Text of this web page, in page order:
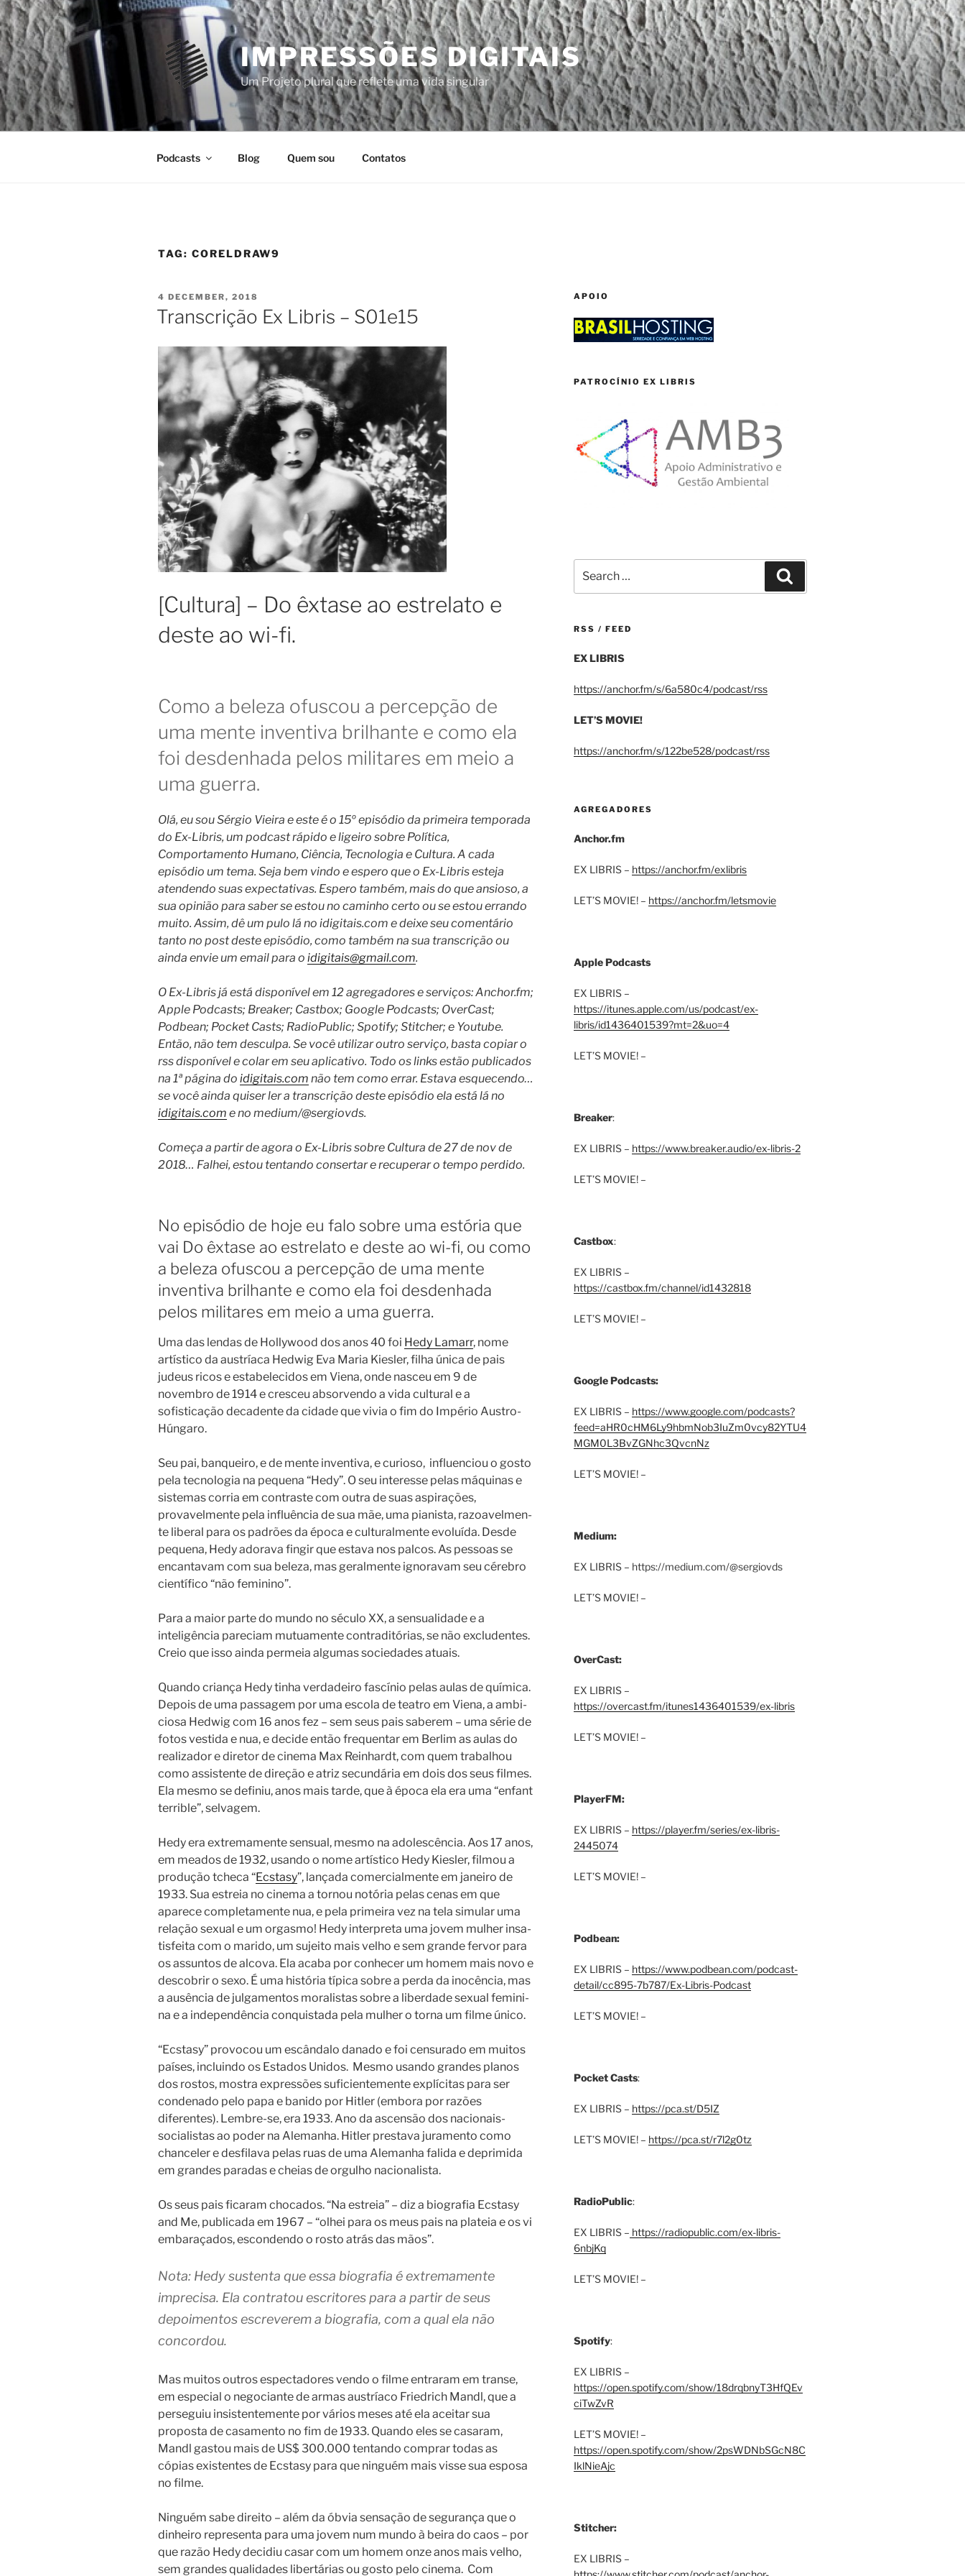
Skip
to
content
IMPRESSÕES DIGITAIS
Um Projeto plural que reflete uma vida singular
Podcasts Blog Quem sou Contatos
TAG: CORELDRAW9
POSTED
ON
4 DECEMBER, 2018
Transcrição Ex Libris – S01e15
[Cultura] – Do êxtase ao estrelato e
deste ao wi-fi.
Como a beleza ofuscou a percepção de
uma mente inventiva brilhante e como ela
foi desdenhada pelos militares em meio a
uma guerra.
Olá, eu sou Sérgio Vieira e este é o 15º episódio da primeira temporada
do Ex-Libris, um podcast rápido e ligeiro sobre Política,
Comportamento Humano, Ciência, Tecnologia e Cultura. A cada
episódio um tema. Seja bem vindo e espero que o Ex-Libris esteja
atendendo suas expectativas. Espero também, mais do que ansioso, a
sua opinião para saber se estou no caminho certo ou se estou errando
muito. Assim, dê um pulo lá no idigitais.com e deixe seu comentário
tanto no post deste episódio, como também na sua transcrição ou
ainda envie um email para o idigitais@gmail.com.
O Ex-Libris já está disponível em 12 agregadores e serviços: Anchor.fm;
Apple Podcasts; Breaker; Castbox; Google Podcasts; OverCast;
Podbean; Pocket Casts; RadioPublic; Spotify; Stitcher; e Youtube.
Então, não tem desculpa. Se você utilizar outro serviço, basta copiar o
rss disponível e colar em seu aplicativo. Todo os links estão publicados
na 1ª página do idigitais.com não tem como errar. Estava esquecendo…
se você ainda quiser ler a transcrição deste episódio ela está lá no
idigitais.com e no medium/@sergiovds.
Começa a partir de agora o Ex-Libris sobre Cultura de 27 de nov de
2018… Falhei, estou tentando consertar e recuperar o tempo perdido.
No episódio de hoje eu falo sobre uma estória que
vai Do êxtase ao estrelato e deste ao wi-fi, ou como
a beleza ofuscou a percepção de uma mente
inventiva brilhante e como ela foi desdenhada
pelos militares em meio a uma guerra.
Uma das lendas de Hollywood dos anos 40 foi Hedy Lamarr, nome
artístico da austríaca Hedwig Eva Maria Kiesler, filha única de pais
judeus ricos e estabelecidos em Viena, onde nasceu em 9 de
novembro de 1914 e cresceu absorvendo a vida cultural e a
sofisticação decadente da cidade que vivia o fim do Império Austro-
Húngaro.
Seu pai, banqueiro, e de mente inventiva, e curioso, influenciou o gosto
pela tecnologia na pequena “Hedy”. O seu interesse pelas máquinas e
sistemas corria em contraste com outra de suas aspirações,
provavelmente pela influência de sua mãe, uma pia­nis­ta, razo­a­vel­men­
te libe­ral para os padrões da épo­ca e cul­tu­ral­men­te evo­luí­da. Desde
pequena, Hedy adorava fingir que estava nos palcos. As pessoas se
encantavam com sua beleza, mas geralmente ignoravam seu cérebro
científico “não feminino”.
Para a maior parte do mundo no século XX, a sensualidade e a
inteligência pareciam mutuamente contraditórias, se não excludentes.
Creio que isso ainda permeia algumas sociedades atuais.
Quando criança Hedy tinha verdadeiro fascínio pelas aulas de química.
Depois de uma pas­sa­gem por uma esco­la de tea­tro em Viena, a ambi­
ci­o­sa Hedwig com 16 anos fez – sem seus pais saberem – uma série de
fotos vestida e nua, e decide então fre­quen­tar em Berlim as aulas do
rea­li­za­dor e diretor de cinema Max Reinhardt, com quem tra­ba­lhou
como assis­ten­te de dire­ção e atriz secun­dá­ria em dois dos seus fil­mes.
Ela mesmo se definiu, anos mais tarde, que à época ela era uma “enfant
terrible”, selvagem.
Hedy era extremamente sensual, mesmo na adolescência. Aos 17 anos,
em meados de 1932, usando o nome artístico Hedy Kiesler, filmou a
produção tcheca “Ecstasy”, lançada comercialmente em janeiro de
1933. Sua estreia no cinema a tornou notória pelas cenas em que
aparece completamente nua, e pela primeira vez na tela simular uma
relação sexual e um orgasmo! Hedy interpreta uma jovem mulher insa­
tis­fei­ta com o mari­do, um sujei­to mais velho e sem gran­de fervor para
os assun­tos de alcova. Ela aca­ba por conhe­cer um homem mais novo e
des­co­brir o sexo. É uma his­tó­ria típi­ca sobre a per­da da ino­cên­cia, mas
a ausên­cia de jul­ga­men­tos mora­lis­tas sobre a liber­da­de sexu­al femi­ni­
na e a inde­pen­dên­cia con­quis­ta­da pela mulher o torna um fil­me úni­co.
“Ecstasy” pro­vo­cou um escân­da­lo danado e foi cen­su­ra­do em mui­tos
paí­ses, incluin­do os Estados Unidos. Mesmo usando gran­des pla­nos
dos ros­tos, mos­tra expres­sões sufi­ci­en­te­men­te explí­ci­tas para ser
condenado pelo papa e banido por Hitler (embora por razões
diferentes). Lembre-se, era 1933. Ano da ascen­são dos nacionais-
socialistas ao poder na Alemanha. Hitler pres­tava jura­men­to como
chan­ce­ler e des­fi­lava pelas ruas de uma Alemanha fali­da e depri­mi­da
em grandes para­das e chei­as de orgu­lho naci­o­na­lis­ta.
Os seus pais ficaram chocados. “Na estreia” – diz a biografia Ecstasy
and Me, publi­ca­da em 1967 – “olhei para os meus pais na pla­teia e os vi
emba­ra­ça­dos, escon­den­do o ros­to atrás das mãos”.
Nota: Hedy sustenta que essa biografia é extremamente
imprecisa. Ela contratou escritores para a partir de seus
depoimentos escreverem a biografia, com a qual ela não
concordou.
Mas muitos outros espectadores vendo o filme entraram em transe,
em especial o negociante de armas austríaco Friedrich Mandl, que a
perseguiu insistentemente por vários meses até ela aceitar sua
proposta de casamento no fim de 1933. Quando eles se casaram,
Mandl gastou mais de US$ 300.000 tentando comprar todas as
cópias existentes de Ecstasy para que ninguém mais visse sua esposa
no filme.
Ninguém sabe direito – além da óbvia sen­sa­ção de segu­ran­ça que o
dinhei­ro repre­sen­ta para uma jovem num mun­do à bei­ra do caos – por
que razão Hedy deci­diu casar com um homem onze anos mais velho,
sem gran­des qua­li­da­des liber­tá­ri­as ou gos­to pelo cine­ma. Com
APOIO
PATROCÍNIO EX LIBRIS
for:
RSS / FEED
EX LIBRIS
https://anchor.fm/s/6a580c4/podcast/rss
LET’S MOVIE!
https://anchor.fm/s/122be528/podcast/rss
AGREGADORES
Anchor.fm
EX LIBRIS – https://anchor.fm/exlibris
LET’S MOVIE! – https://anchor.fm/letsmovie
Apple Podcasts
EX LIBRIS –
https://itunes.apple.com/us/podcast/ex-
libris/id1436401539?mt=2&uo=4
LET’S MOVIE! –
Breaker:
EX LIBRIS – https://www.breaker.audio/ex-libris-2
LET’S MOVIE! –
Castbox:
EX LIBRIS –
https://castbox.fm/channel/id1432818
LET’S MOVIE! –
Google Podcasts:
EX LIBRIS – https://www.google.com/podcasts?
feed=aHR0cHM6Ly9hbmNob3IuZm0vcy82YTU4
MGM0L3BvZGNhc3QvcnNz
LET’S MOVIE! –
Medium:
EX LIBRIS – https://medium.com/@sergiovds
LET’S MOVIE! –
OverCast:
EX LIBRIS –
https://overcast.fm/itunes1436401539/ex-libris
LET’S MOVIE! –
PlayerFM:
EX LIBRIS – https://player.fm/series/ex-libris-
2445074
LET’S MOVIE! –
Podbean:
EX LIBRIS – https://www.podbean.com/podcast-
detail/cc895-7b787/Ex-Libris-Podcast
LET’S MOVIE! –
Pocket Casts:
EX LIBRIS – https://pca.st/D5IZ
LET’S MOVIE! – https://pca.st/r7l2g0tz
RadioPublic:
EX LIBRIS – https://radiopublic.com/ex-libris-
6nbjKq
LET’S MOVIE! –
Spotify:
EX LIBRIS –
https://open.spotify.com/show/18drqbnyT3HfQEv
ciTwZvR
LET’S MOVIE! –
https://open.spotify.com/show/2psWDNbSGcN8C
IklNieAjc
Stitcher:
EX LIBRIS –